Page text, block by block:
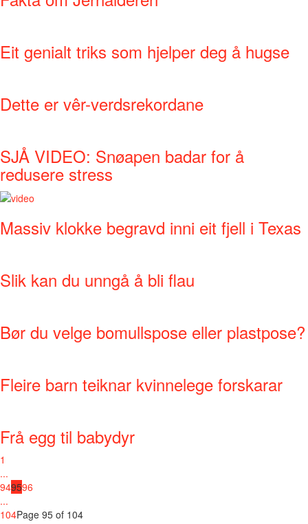
Eit genialt triks som hjelper deg å hugse
Dette er vêr-verdsrekordane
SJÅ VIDEO: Snøapen badar for å
redusere stress
Massiv klokke begravd inni eit fjell i Texas
Slik kan du unngå å bli flau
Bør du velge bomullspose eller plastpose?
Fleire barn teiknar kvinnelege forskarar
Frå egg til babydyr
1
...
949596
...
104Page 95 of 104